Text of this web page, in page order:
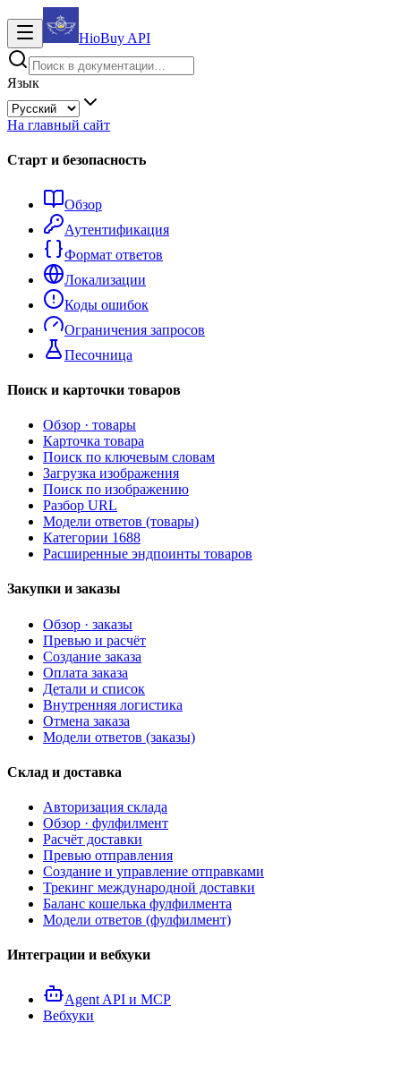
HioBuy API
Язык
На главный сайт
Старт и безопасность
Обзор
Аутентификация
Формат ответов
Локализации
Коды ошибок
Ограничения запросов
Песочница
Поиск и карточки товаров
Обзор · товары
Карточка товара
Поиск по ключевым словам
Загрузка изображения
Поиск по изображению
Разбор URL
Модели ответов (товары)
Категории 1688
Расширенные эндпоинты товаров
Закупки и заказы
Обзор · заказы
Превью и расчёт
Создание заказа
Оплата заказа
Детали и список
Внутренняя логистика
Отмена заказа
Модели ответов (заказы)
Склад и доставка
Авторизация склада
Обзор · фулфилмент
Расчёт доставки
Превью отправления
Создание и управление отправками
Трекинг международной доставки
Баланс кошелька фулфилмента
Модели ответов (фулфилмент)
Интеграции и вебхуки
Agent API и MCP
Вебхуки